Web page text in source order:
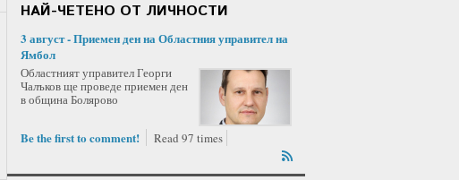
НАЙ-ЧЕТЕНО ОТ ЛИЧНОСТИ
3 август - Приемен ден на Областния управител на
Ямбол
Областният управител Георги
Чалъков ще проведе приемен ден
в община Болярово
Be the first to comment! Read 97 times